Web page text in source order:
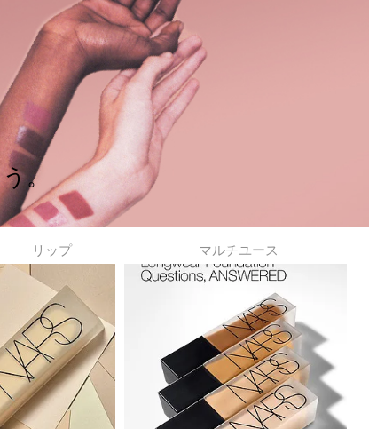
left
or
right
on
your
mobile
device)
to
the
suggestions
given
you
or
submit
this
form
to
search
for
the
。
リップ マルチユース